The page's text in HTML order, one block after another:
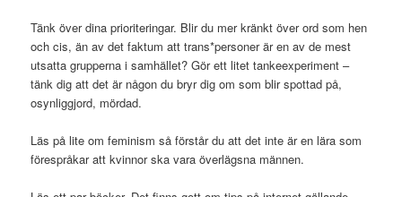
Tänk över dina prioriteringar. Blir du mer kränkt över ord som hen
och cis, än av det faktum att trans*personer är en av de mest
utsatta grupperna i samhället? Gör ett litet tankeexperiment –
tänk dig att det är någon du bryr dig om som blir spottad på,
osynliggjord, mördad.
Läs på lite om feminism så förstår du att det inte är en lära som
förespråkar att kvinnor ska vara överlägsna männen.